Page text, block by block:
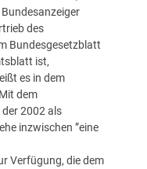
des
Bundesgesetzblatt
ist,
es in dem
dem
2002 als
inzwischen ”eine
Verfügung, die dem